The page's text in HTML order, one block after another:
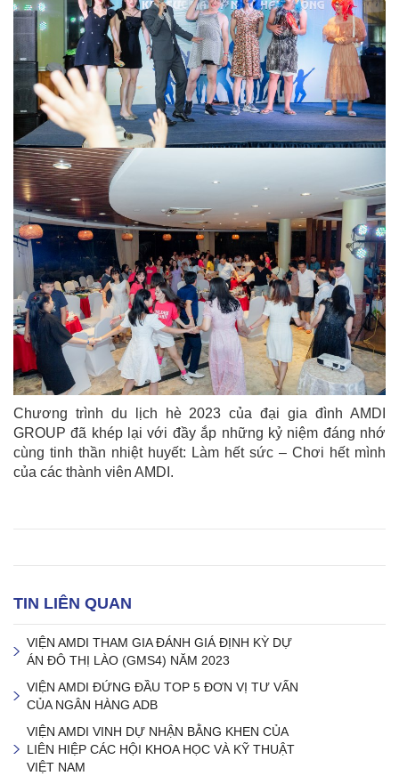
Chương trình du lịch hè 2023 của đại gia đình AMDI
GROUP đã khép lại với đầy ắp những kỷ niệm đáng nhớ
cùng tinh thần nhiệt huyết: Làm hết sức – Chơi hết mình
của các thành viên AMDI.
TIN LIÊN QUAN
VIỆN AMDI THAM GIA ĐÁNH GIÁ ĐỊNH KỲ DỰ
ÁN ĐÔ THỊ LÀO (GMS4) NĂM 2023
VIỆN AMDI ĐỨNG ĐẦU TOP 5 ĐƠN VỊ TƯ VẤN
CỦA NGÂN HÀNG ADB
VIỆN AMDI VINH DỰ NHẬN BẰNG KHEN CỦA
LIÊN HIỆP CÁC HỘI KHOA HỌC VÀ KỸ THUẬT
VIỆT NAM